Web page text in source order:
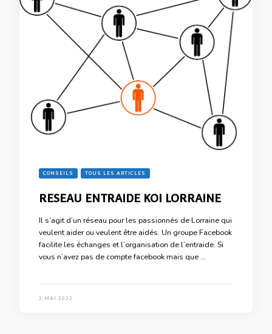
CONSEILS TOUS LES ARTICLES
RESEAU ENTRAIDE KOI LORRAINE
Il s’agit d’un réseau pour les passionnés de Lorraine qui
veulent aider ou veulent être aidés. Un groupe Facebook
facilite les échanges et l’organisation de l’entraide. Si
vous n’avez pas de compte facebook mais que …
2 MAI 2022